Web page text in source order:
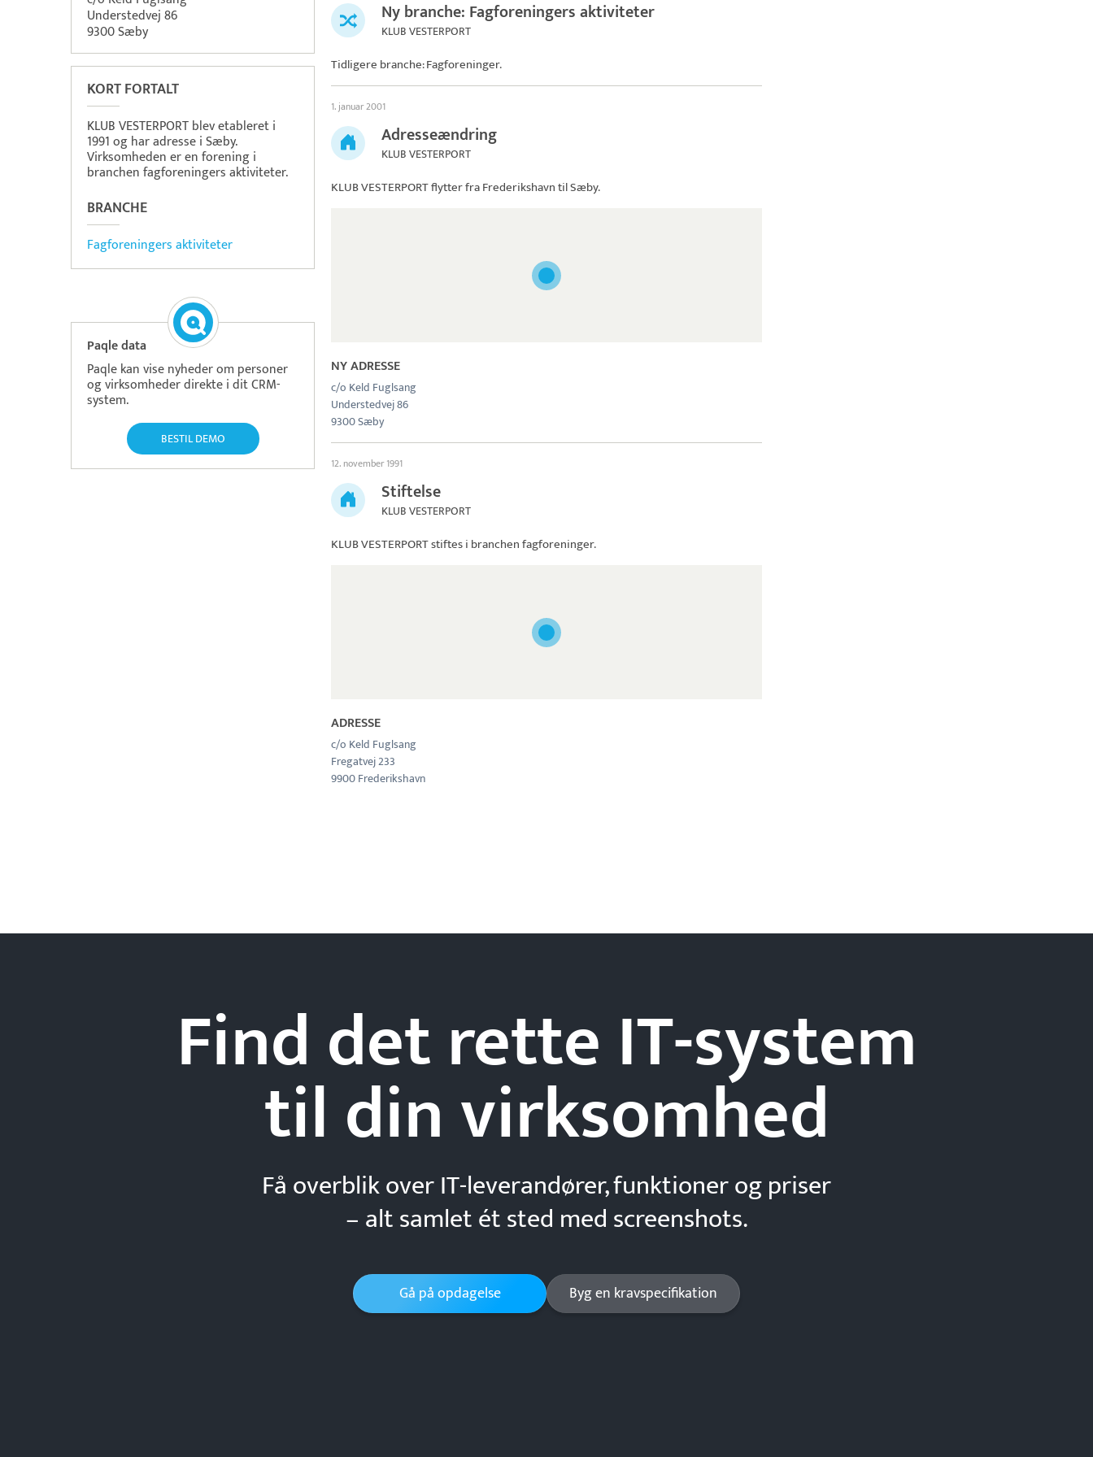
Understedvej 86
9300 Sæby
KORT FORTALT
KLUB VESTERPORT blev etableret i
1991 og har adresse i Sæby.
Virksomheden er en forening i
branchen fagforeningers aktiviteter.
BRANCHE
Fagforeningers aktiviteter
Paqle data
Paqle kan vise nyheder om personer
og virksomheder direkte i dit CRM-
system.
BESTIL DEMO
Ny branche: Fagforeningers aktiviteter
KLUB VESTERPORT
Tidligere branche: Fagforeninger.
1. januar 2001
Adresseændring
KLUB VESTERPORT
KLUB VESTERPORTflytter fra Frederikshavn til Sæby.
NY ADRESSE
c/o Keld Fuglsang
Understedvej 86
9300 Sæby
12. november 1991
Stiftelse
KLUB VESTERPORT
KLUB VESTERPORTstiftes i branchen fagforeninger.
ADRESSE
c/o Keld Fuglsang
Fregatvej 233
9900 Frederikshavn
Find det rette IT-system
tildinvirksomhed
Få overblik over IT-leverandører, funktioner og priser
– alt samlet ét sted med screenshots.
Gå på opdagelse Byg en kravspecifikation